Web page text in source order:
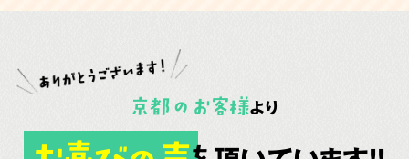
京都 の お客様より